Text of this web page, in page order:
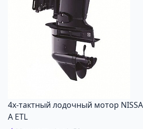
4х-тактный лодочный мотор
A ETL